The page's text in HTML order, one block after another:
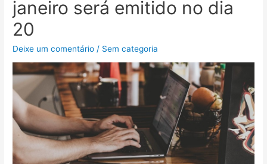
janeiro será emitido no dia
20
Deixe um comentário / Sem categoria